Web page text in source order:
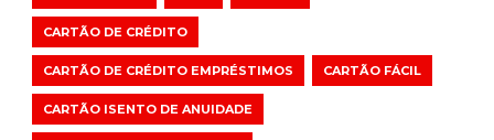
CARTÃO DE CRÉDITO
CARTÃO DE CRÉDITO EMPRÉSTIMOS CARTÃO FÁCIL
CARTÃO ISENTO DE ANUIDADE